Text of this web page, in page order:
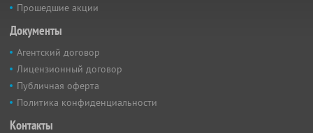
Прошедшие акции
Документы
Агентский договор
Лицензионный договор
Публичная оферта
Политика конфиденциальности
Контакты